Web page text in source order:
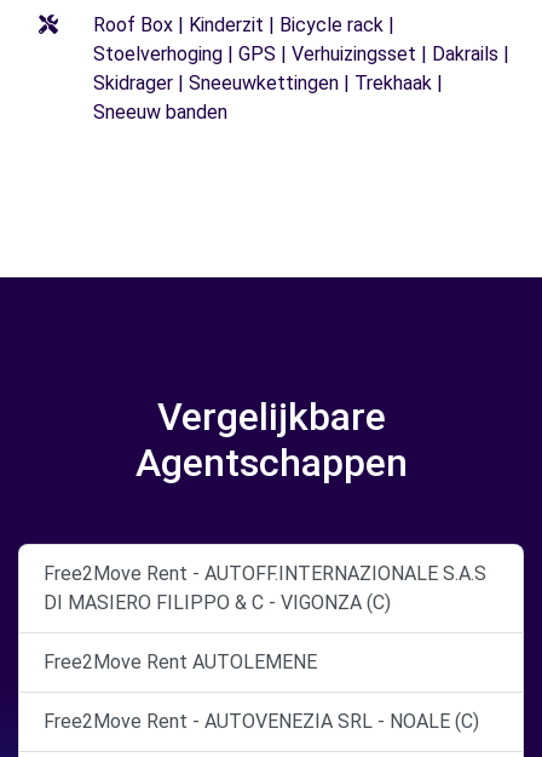
Roof Box | Kinderzit | Bicycle rack |
Stoelverhoging | GPS | Verhuizingsset | Dakrails |
Skidrager | Sneeuwkettingen | Trekhaak |
Sneeuw banden
Vergelijkbare
Agentschappen
Free2Move Rent - AUTOFF.INTERNAZIONALE S.A.S
DI MASIERO FILIPPO & C - VIGONZA (C)
Free2Move Rent AUTOLEMENE
Free2Move Rent - AUTOVENEZIA SRL - NOALE (C)